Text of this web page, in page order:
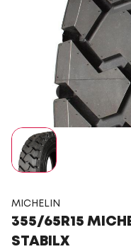
MICHELIN
355/65R15
STABILX